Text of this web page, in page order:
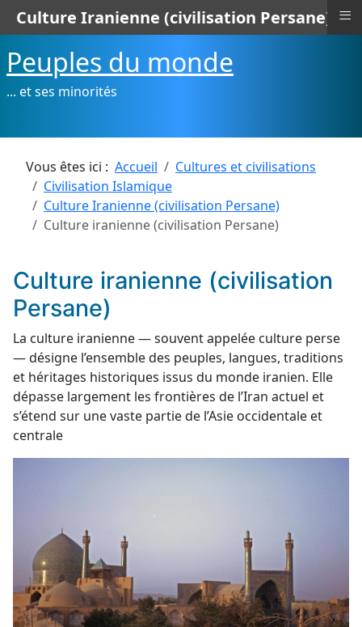
Peuples du monde
... et ses minorités
Vous êtes ici : Accueil
Cultures et civilisations
Civilisation Islamique
Culture Iranienne (civilisation Persane)
Culture iranienne (civilisation Persane)
Culture iranienne (civilisation
Persane)
La culture iranienne — souvent appelée culture perse
— désigne l’ensemble des peuples, langues, traditions
et héritages historiques issus du monde iranien. Elle
dépasse largement les frontières de l’Iran actuel et
s’étend sur une vaste partie de l’Asie occidentale et
centrale
Culture Iranienne (civilisation Persane) ≡